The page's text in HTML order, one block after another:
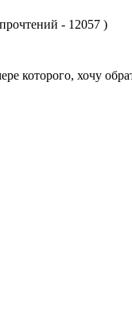
- 12057 )
которого, хочу